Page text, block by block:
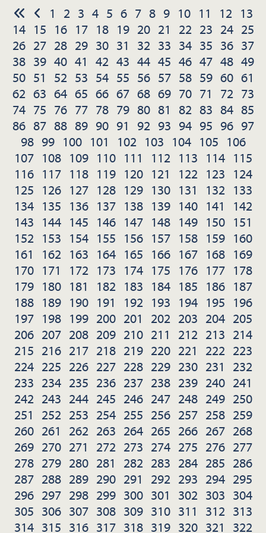
1 2 3 4 5 6 7 8 9 10 11 12 13
14 15 16 17 18 19 20 21 22 23 24 25
26 27 28 29 30 31 32 33 34 35 36 37
38 39 40 41 42 43 44 45 46 47 48 49
50 51 52 53 54 55 56 57 58 59 60 61
62 63 64 65 66 67 68 69 70 71 72 73
74 75 76 77 78 79 80 81 82 83 84 85
86 87 88 89 90 91 92 93 94 95 96 97
98 99 100 101 102 103 104 105 106
107 108 109 110 111 112 113 114 115
116 117 118 119 120 121 122 123 124
125 126 127 128 129 130 131 132 133
134 135 136 137 138 139 140 141
142
143 144 145 146 147 148 149 150 151
152 153 154 155 156 157 158 159 160
161
162 163 164 165 166 167 168 169
170 171 172 173 174 175 176 177 178
179 180 181 182 183 184 185 186 187
188 189 190 191 192 193 194 195 196
197 198 199 200 201 202 203 204 205
206 207 208 209 210 211 212 213 214
215 216 217 218 219 220 221 222 223
224 225 226 227 228 229 230 231
232
233 234 235 236 237 238 239 240 241
242 243 244 245 246 247 248 249 250
251
252 253 254 255 256 257 258 259
260 261 262 263 264 265 266 267 268
269 270 271 272 273 274 275 276 277
278 279 280 281 282 283 284 285 286
287 288 289 290 291 292 293 294 295
296 297 298 299 300 301 302 303 304
305 306 307 308 309 310 311 312 313
314 315 316 317 318 319 320 321 322